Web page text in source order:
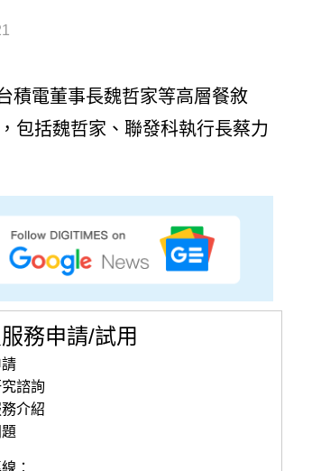
積電董事長魏哲家等高層餐敘
包括魏哲家、聯發科執行長蔡力
務申請/試用
諮詢
介紹
：